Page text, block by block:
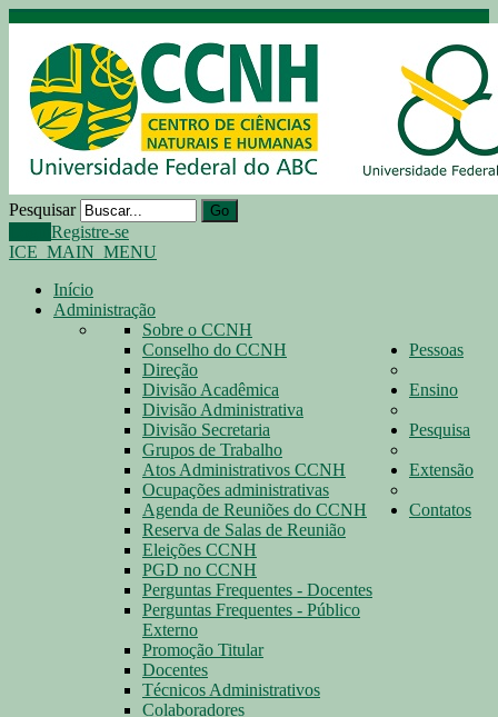
Pesquisar Go
Registre-se
ICE_MAIN_MENU
Início
Administração
Sobre o CCNH
Conselho do CCNH
Direção
Divisão Acadêmica
Divisão Administrativa
Divisão Secretaria
Grupos de Trabalho
Atos Administrativos CCNH
Ocupações administrativas
Agenda de Reuniões do CCNH
Reserva de Salas de Reunião
Eleições CCNH
PGD no CCNH
Perguntas Frequentes - Docentes
Perguntas Frequentes - Público
Externo
Promoção Titular
Pessoas
Docentes
Técnicos Administrativos
Colaboradores
Ensino
Pesquisa
Extensão
Contatos